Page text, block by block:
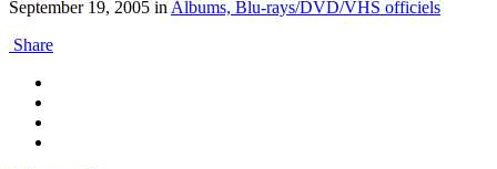
September 19, 2005 inAlbums, Blu-rays/DVD/VHS officiels
Share